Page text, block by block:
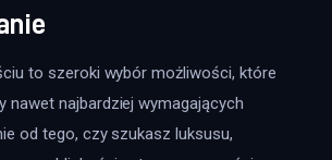
to szeroki wybór możliwości, które
nawet najbardziej wymagających
od tego, czy szukasz luksusu,